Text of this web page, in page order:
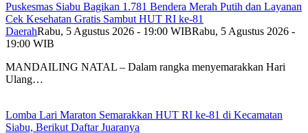
Puskesmas Siabu Bagikan 1.781 Bendera Merah Putih dan Layanan
Cek Kesehatan Gratis Sambut HUT RI ke-81
DaerahRabu, 5 Agustus 2026 - 19:00 WIBRabu, 5 Agustus 2026 -
19:00 WIB
MANDAILING NATAL – Dalam rangka menyemarakkan Hari
Ulang…
Lomba Lari Maraton Semarakkan HUT RI ke-81 di Kecamatan
Siabu, Berikut Daftar Juaranya